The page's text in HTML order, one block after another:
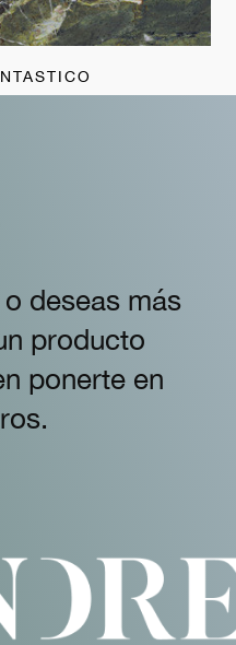
deseas más
producto
ponerte en